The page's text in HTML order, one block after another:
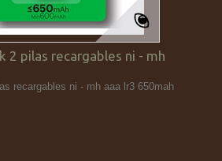
2 pilas recargables ni - mh
recargables ni - mh aaa lr3 650mah